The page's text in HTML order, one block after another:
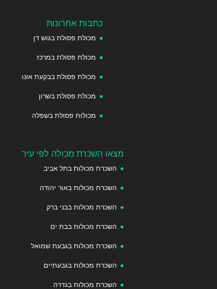
כתבות אחרונות
מכולת פסולת בגוש דן
מכולת פסולת במרכז
מכולת פסולת בבקעת אונו
מכולת פסולת בשרון
מכולות פסולת בשפלה
מצאו השכרת מכולה לפי עיר
השכרת מכולות בתל אביב
השכרת מכולות באור יהודה
השכרת מכולות בבני ברק
השכרת מכולות בבת ים
השכרת מכולות בגבעת שמואל
השכרת מכולות בגבעתיים
השכרת מכולות בגדרה